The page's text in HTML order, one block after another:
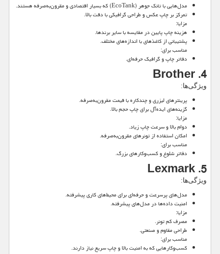
مدل‌هایی با تانک جوهر (EcoTank) که بسیار اقتصادی و مقرون‌به‌صرفه هستند.
تمرکز بر چاپ عکس و طراحی گرافیکی با دقت بالا.
مزایا:
هزینه چاپ پایین در مقایسه با سایر برندها.
پشتیبانی از کاغذهای با اندازه‌های مختلف.
مناسب برای:
دفاتر چاپ و گرافیک حرفه‌ای.
4. Brother
ویژگی‌ها:
پرینترهای لیزری و چندکاره با قیمت مقرون‌به‌صرفه.
گزینه‌های ایده‌آل برای چاپ حجم بالا.
مزایا:
دوام بالا و سرعت چاپ زیاد.
امکان استفاده از تونرهای مقرون‌به‌صرفه.
مناسب برای:
دفاتر شلوغ و کسب‌وکارهای بزرگ.
5. Lexmark
ویژگی‌ها:
مدل‌های پرسرعت و حرفه‌ای برای محیط‌های کاری پیشرفته.
امنیت داده‌ها در مدل‌های پیشرفته.
مزایا:
مصرف کم تونر.
طراحی مقاوم و صنعتی.
مناسب برای:
کسب‌وکارهایی که به امنیت بالا و چاپ سریع نیاز دارند.